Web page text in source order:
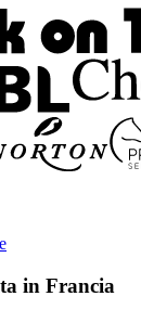
in Francia